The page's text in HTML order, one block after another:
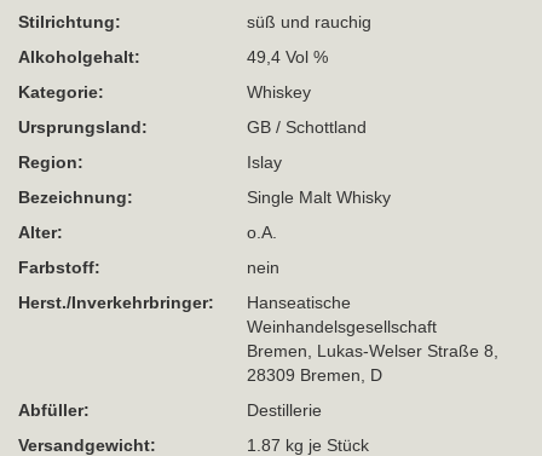
Stilrichtung:
süß und rauchig
Alkoholgehalt:
49,4 Vol %
Kategorie:
Whiskey
Ursprungsland:
GB / Schottland
Region:
Islay
Bezeichnung:
Single Malt Whisky
Alter:
o.A.
Farbstoff:
nein
Herst./Inverkehrbringer:
Hanseatische
Weinhandelsgesellschaft
Bremen, Lukas-Welser Straße 8,
28309 Bremen, D
Abfüller:
Destillerie
Versandgewicht:
1.87 kg je Stück